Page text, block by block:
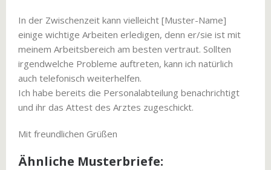
In der Zwischenzeit kann vielleicht [Muster-Name]
einige wichtige Arbeiten erledigen, denn er/sie ist mit
meinem Arbeitsbereich am besten vertraut. Sollten
irgendwelche Probleme auftreten, kann ich natürlich
auch telefonisch weiterhelfen.
Ich habe bereits die Personalabteilung benachrichtigt
und ihr das Attest des Arztes zugeschickt.
Mit freundlichen Grüßen
Ähnliche Musterbriefe: